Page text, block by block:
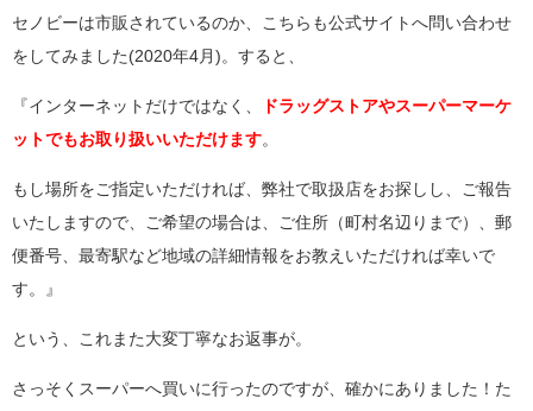
セノビーは市販されているのか、こちらも公式サイトへ問い合わせ
をしてみました(2020年4月)。すると、
『インターネットだけではなく、
ドラッグストアやスーパーマーケ
ットでもお取り扱いいただけます。
もし場所をご指定いただければ、弊社で取扱店をお探しし、ご報告
いたしますので、ご希望の場合は、ご住所（町村名辺りまで）、郵
便番号、最寄駅など地域の詳細情報をお教えいただければ幸いで
す。』
という、これまた大変丁寧なお返事が。
さっそくスーパーへ買いに行ったのですが、確かにありました！た